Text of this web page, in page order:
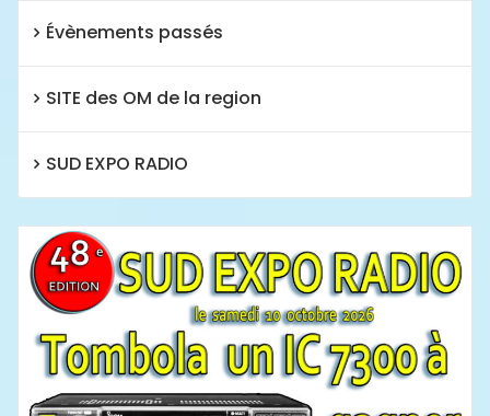
Évènements passés
SITE des OM de la region
SUD EXPO RADIO